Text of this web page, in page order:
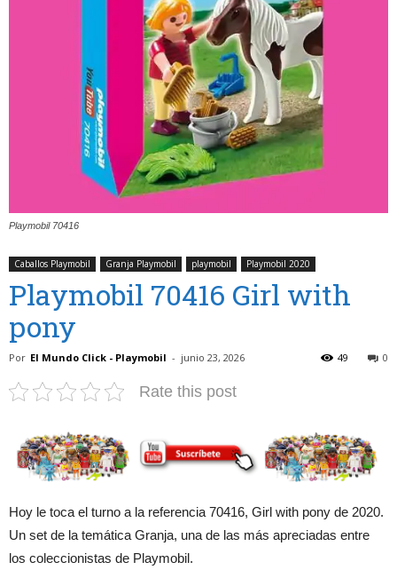
Playmobil 70416
Caballos Playmobil Granja Playmobil playmobil Playmobil 2020
Playmobil 70416 Girl with
pony
Por El Mundo Click - Playmobil - junio 23, 2026 0
49
Rate this post
Hoy le toca el turno a la referencia 70416, Girl with pony de 2020.
Un set de la temática Granja, una de las más apreciadas entre
los coleccionistas de Playmobil.